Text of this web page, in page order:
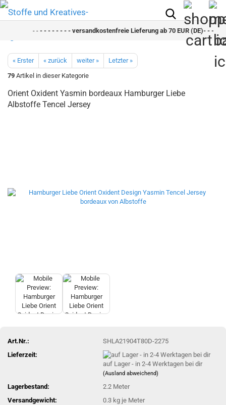
- - - - - - - - versandkostenfreie Lieferung ab 70 EUR (DE)- - - - - -
« Erster « zurück weiter »
Letzter »
79 Artikel in dieser Kategorie
Orient Oxident Yasmin bordeaux Hamburger Liebe
Albstoffe Tencel Jersey
Art.Nr.:
SHLA21904T80D-2275
Lieferzeit:
auf Lager - in 2-4 Werktagen bei dir
(Ausland abweichend)
Lagerbestand: 2.2 Meter
Versandgewicht:
0.3 kg je Meter